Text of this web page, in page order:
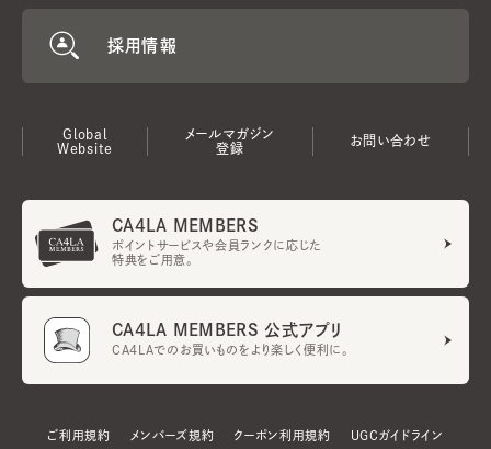
採用情報
Global
Website
メールマガジン
登録
お問い合わせ
CA4LA MEMBERS
ポイントサービスや会員ランクに応じた
特典をご用意。
CA4LA MEMBERS 公式アプリ
CA4LAでのお買いものをより楽しく便利に。
ご利用規約 メンバーズ規約 クーポン利用規約 UGCガイドライン